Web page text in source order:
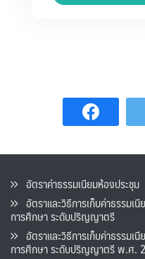
อัตราค่าธรรมเนียมห้องประชุม
อัตราและวิธีการเก็บค่าธรรมเนี
การศึกษา ระดับปริญญาตรี
อัตราและวิธีการเก็บค่าธรรมเนี
การศึกษา ระดับปริญญาตรี พ.ศ.